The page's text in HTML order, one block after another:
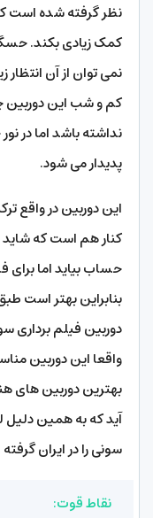
نظر گرفته شده است
کمک زیادی بکند.
نمی توان از آن انتظار
کم و شب این دوربین
نداشته باشد اما در
پدیدار می شود.
این دوربین در واقع
کنار هم است که شاید
حساب بیاید اما برای
بنابراین بهتر است
دوربین فیلم
واقعا این دوربین
بهترین دوربین های
آید که به همین دلیل
سونی را در ایران
نقاط قوت: